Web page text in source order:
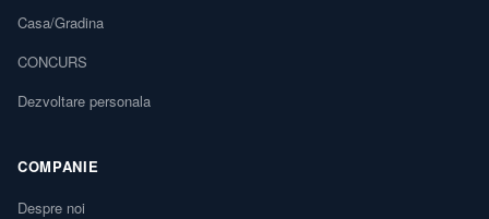
Casa/Gradina
CONCURS
Dezvoltare personala
COMPANIE
Despre noi